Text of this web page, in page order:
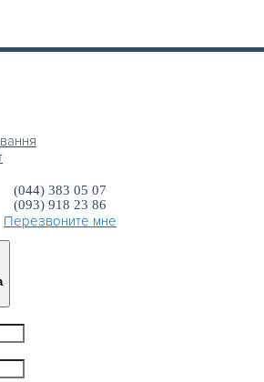
(044) 383 05 07
(093) 918 23 86
Перезвоните мне